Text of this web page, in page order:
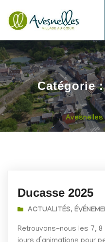
Catégorie
Avesnelles
Ducasse 2025
ACTUALITÉS,
Retrouvons-nous les 7, 8